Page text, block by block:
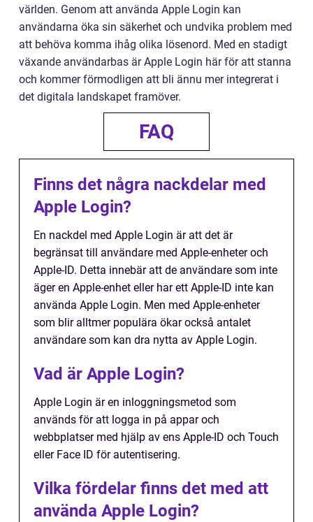
världen. Genom att använda Apple Login kan
användarna öka sin säkerhet och undvika problem med
att behöva komma ihåg olika lösenord. Med en stadigt
växande användarbas är Apple Login här för att stanna
och kommer förmodligen att bli ännu mer integrerat i
det digitala landskapet framöver.
FAQ
Finns det några nackdelar med
Apple Login?
En nackdel med Apple Login är att det är
begränsat till användare med Apple-enheter och
Apple-ID. Detta innebär att de användare som inte
äger en Apple-enhet eller har ett Apple-ID inte kan
använda Apple Login. Men med Apple-enheter
som blir alltmer populära ökar också antalet
användare som kan dra nytta av Apple Login.
Vad är Apple Login?
Apple Login är en inloggningsmetod som
används för att logga in på appar och
webbplatser med hjälp av ens Apple-ID och Touch
eller Face ID för autentisering.
Vilka fördelar finns det med att
använda Apple Login?